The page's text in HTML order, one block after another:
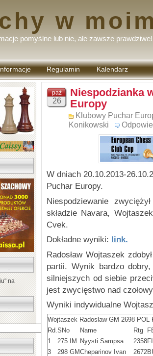
w
pomyślne lub nie, ale zawsze prawdziwe!
Regulamin
komentarzy
Kalendarz
na
paź
26
Niespodzianka
Europy
Klubowy Puchar
Konikowski
W dniach 20.10.2013-
Puchar Europy.
Niespodziewanie
składzie Navara,
Cvek.
Dokładne wyniki: link.
Radosław Wojtaszek
partii. Wynik bardzo
silniejszych od siebie
jest zwycięstwo nad
Wyniki indywidualne
Wojtaszek Radoslaw GM 2698 POL
Rd. SNo Name Rtg
1
275 IM Nyysti Sampsa 2358
3
298 GMCheparinov Ivan 2672